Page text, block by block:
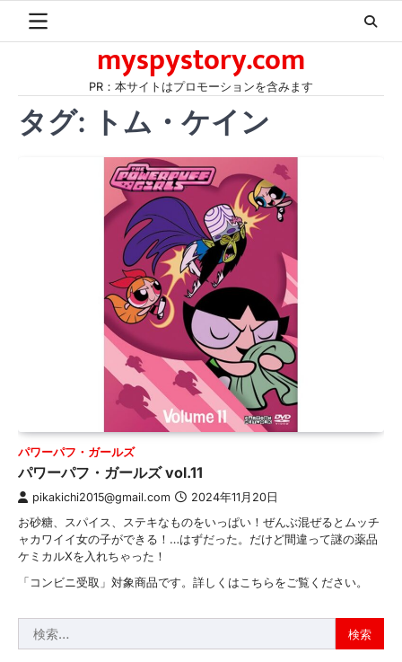
myspystory.com
PR：本サイトはプロモーションを含みます
タグ: トム・ケイン
パワーパフ・ガールズ
パワーパフ・ガールズ vol.11
pikakichi2015@gmail.com 2024年11月20日
お砂糖、スパイス、ステキなものをいっぱい！ぜんぶ混ぜるとムッチ
ャカワイイ女の子ができる！…はずだった。だけど間違って謎の薬品
ケミカルXを入れちゃった！
「コンビニ受取」対象商品です。詳しくはこちらをご覧ください。
索: